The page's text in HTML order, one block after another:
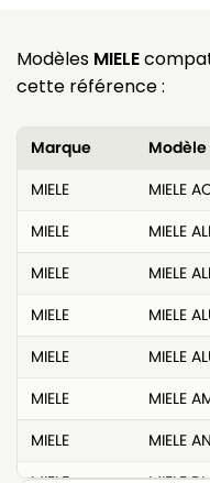
Modèles MIELE
cette référence :
Marque
Modèle
MIELE
MIELE
MIELE
MIELE
MIELE
MIELE
MIELE
MIELE
MIELE
MIELE
MIELE
MIELE
MIELE
MIELE